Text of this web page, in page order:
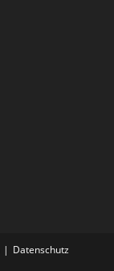
Datenschutz